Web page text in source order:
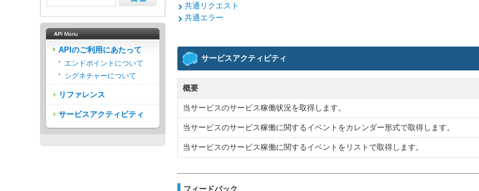
共通リクエスト
共通エラー
サービスアクティビティ
概要
当サービスのサービス稼働状況を取得します。
当サービスのサービス稼働に関するイベントをカレンダー形式で取得します。
当サービスのサービス稼働に関するイベントをリストで取得します。
フィードバック
APIのご利用にあたって
エンドポイントについて
シグネチャーについて
リファレンス
サービスアクティビティ